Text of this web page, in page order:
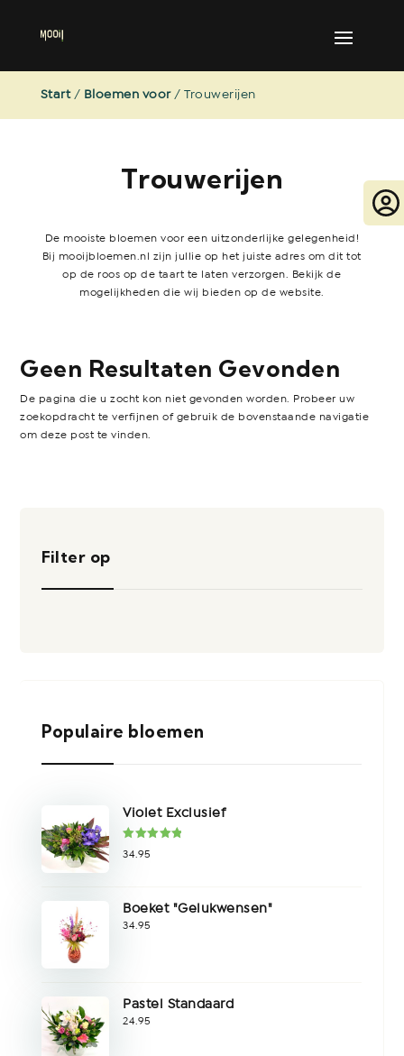
Start/ Bloemen voor/ Trouwerijen
Trouwerijen
De mooiste bloemen voor een uitzonderlijke gelegenheid!
Bij mooijbloemen.nl zijn jullie op het juiste adres om dit tot
op de roos op de taart te laten verzorgen. Bekijk de
mogelijkheden die wij bieden op de website.
Geen Resultaten Gevonden
De pagina die u zocht kon niet gevonden worden. Probeer uw
zoekopdracht te verfijnen of gebruik de bovenstaande navigatie
om deze post te vinden.
Filter op
Populaire bloemen
Violet Exclusief
Gewaardeer
d5.00
34.95
Boeket "Gelukwensen"
34.95
Pastel Standaard
24.95